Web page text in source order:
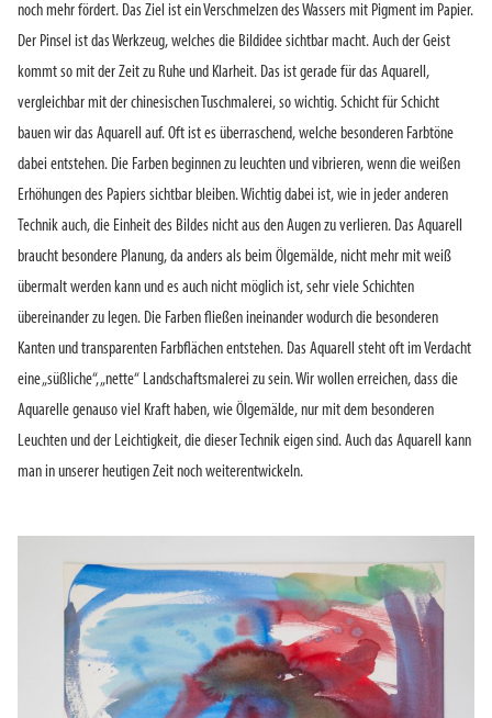
noch mehr fördert. Das Ziel ist ein Verschmelzen des Wassers mit Pigment im Papier.
Der Pinsel ist das Werkzeug, welches die Bildidee sichtbar macht. Auch der Geist
kommt so mit der Zeit zu Ruhe und Klarheit. Das ist gerade für das Aquarell,
vergleichbar mit der chinesischen Tuschmalerei, so wichtig. Schicht für Schicht
bauen wir das Aquarell auf. Oft ist es überraschend, welche besonderen Farbtöne
dabei entstehen. Die Farben beginnen zu leuchten und vibrieren, wenn die weißen
Erhöhungen des Papiers sichtbar bleiben. Wichtig dabei ist, wie in jeder anderen
Technik auch, die Einheit des Bildes nicht aus den Augen zu verlieren. Das Aquarell
braucht besondere Planung, da anders als beim Ölgemälde, nicht mehr mit weiß
übermalt werden kann und es auch nicht möglich ist, sehr viele Schichten
übereinander zu legen. Die Farben fließen ineinander wodurch die besonderen
Kanten und transparenten Farbflächen entstehen. Das Aquarell steht oft im Verdacht
eine „süßliche“, „nette“ Landschaftsmalerei zu sein. Wir wollen erreichen, dass die
Aquarelle genauso viel Kraft haben, wie Ölgemälde, nur mit dem besonderen
Leuchten und der Leichtigkeit, die dieser Technik eigen sind. Auch das Aquarell kann
man in unserer heutigen Zeit noch weiterentwickeln.